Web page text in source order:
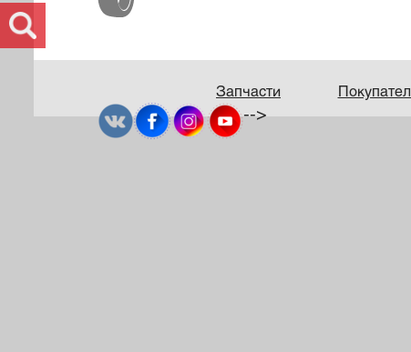
Запчасти
-->